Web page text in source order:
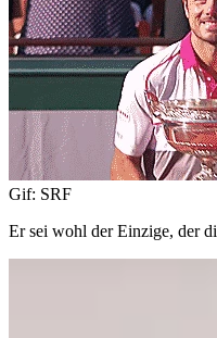
Gif: SRF
Er sei wohl der Einzige, der